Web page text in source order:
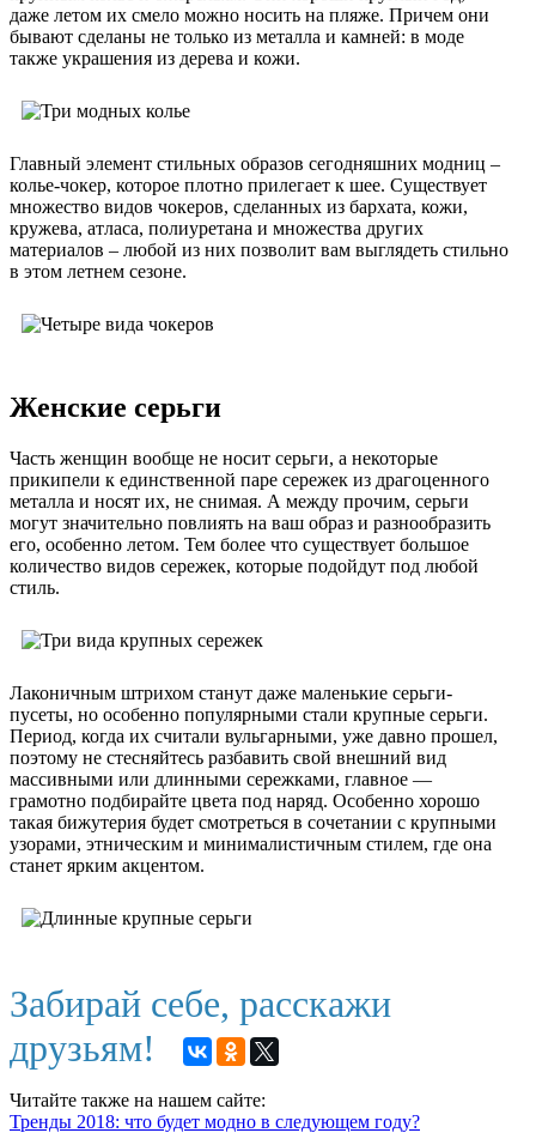
даже летом их смело можно носить на пляже. Причем они
бывают сделаны не только из металла и камней: в моде
также украшения из дерева и кожи.
Главный элемент стильных образов сегодняшних модниц –
колье-чокер, которое плотно прилегает к шее. Существует
множество видов чокеров, сделанных из бархата, кожи,
кружева, атласа, полиуретана и множества других
материалов – любой из них позволит вам выглядеть стильно
в этом летнем сезоне.
Женские серьги
Часть женщин вообще не носит серьги, а некоторые
прикипели к единственной паре сережек из драгоценного
металла и носят их, не снимая. А между прочим, серьги
могут значительно повлиять на ваш образ и разнообразить
его, особенно летом. Тем более что существует большое
количество видов сережек, которые подойдут под любой
стиль.
Лаконичным штрихом станут даже маленькие серьги-
пусеты, но особенно популярными стали крупные серьги.
Период, когда их считали вульгарными, уже давно прошел,
поэтому не стесняйтесь разбавить свой внешний вид
массивными или длинными сережками, главное —
грамотно подбирайте цвета под наряд. Особенно хорошо
такая бижутерия будет смотреться в сочетании с крупными
узорами, этническим и минималистичным стилем, где она
станет ярким акцентом.
Забирай себе, расскажи
друзьям!
Читайте также на нашем сайте:
Тренды 2018: что будет модно в следующем году?